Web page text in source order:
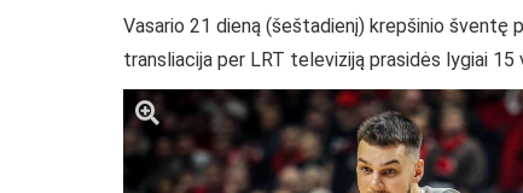
Vasario 21 dieną (šeštadienį) krepšinio šventę
transliacija per LRT televiziją prasidės lygiai 15